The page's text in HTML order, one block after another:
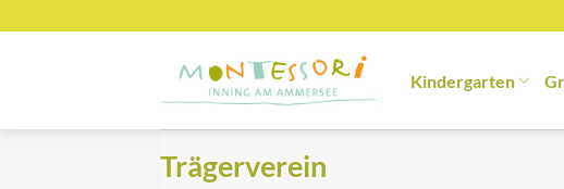
Kindergarten
Trägerverein